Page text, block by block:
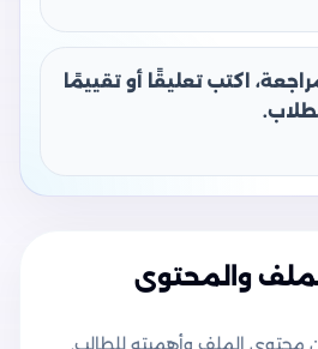
اكتب تعليقًا أو تقييمًا
والمحتوى
محتوى الملف وأهميته للطالب.